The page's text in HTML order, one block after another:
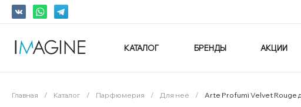
КАТАЛОГ БРЕНДЫ АКЦИИ
Главная / Каталог / Парфюмерия / Для неё / Arte Profumi Velvet Rouge